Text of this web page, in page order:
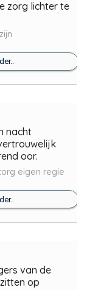
zorg lichter te
nacht
oor.
eigen regie
van de
op